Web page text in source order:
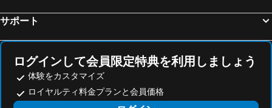
Zeil
Spielberg
Plönlein
Altstadt
Bayerisches Eisenbahnmuseum Nördlingen
Kurpark Wiesbaden
Altstadt
Hauptstraße
サポート
ログインして会員限定特典を利用しましょう
体験をカスタマイズ
ロイヤルティ料金プランと会員価格